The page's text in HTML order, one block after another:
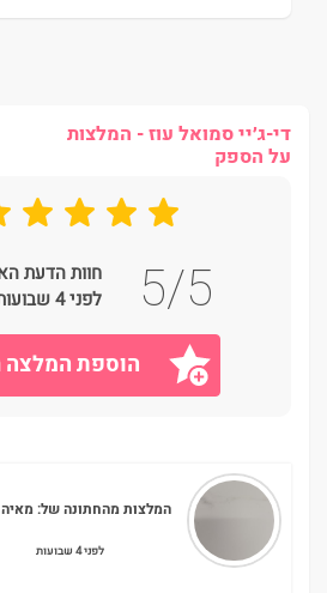
די-ג׳יי סמואל עוז - המלצות
על הספק
5/5
חוות הדעת
לפני 4 שבועות
הוספת
לפני 4 שבועות
המלצות מהחתונה של: